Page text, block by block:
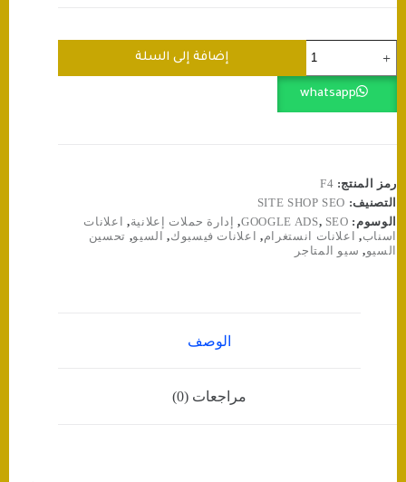
تصميم
وإدارة
انستقرام
سناب
⭐️
إضافة إلى السلة
whatsapp
رمز المنتج: F4
التصنيف: SITE SHOP SEO
الوسوم:
GOOGLE ADS, SEO
, إدارة حملات إعلانية,
اعلانات
اسناب, اعلانات انستغرام, اعلانات فيسبوك, السيو, تحسين
السيو, سيو المتاجر
الوصف
مراجعات (0)